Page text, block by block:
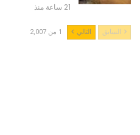
21 ساعة منذ
السابق التالي 1 من 2,007